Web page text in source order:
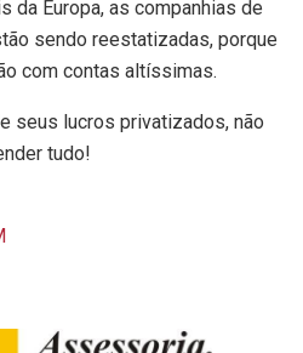
da Europa, as companhias de
sendo reestatizadas, porque
com contas altíssimas.
seus lucros privatizados, não
tudo!